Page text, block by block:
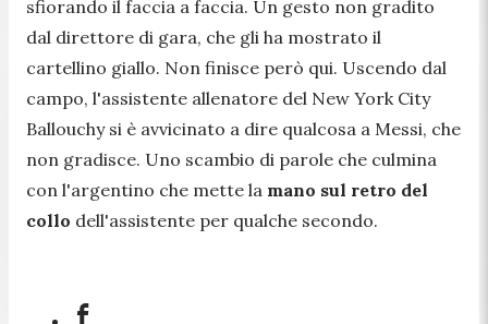
sfiorando il faccia a faccia. Un gesto non gradito
dal direttore di gara, che gli ha mostrato il
cartellino giallo. Non finisce però qui. Uscendo dal
campo, l'assistente allenatore del New York City
Ballouchy si è avvicinato a dire qualcosa a Messi, che
non gradisce. Uno scambio di parole che culmina
con l'argentino che mette la mano sul retro del
collo dell'assistente per qualche secondo.